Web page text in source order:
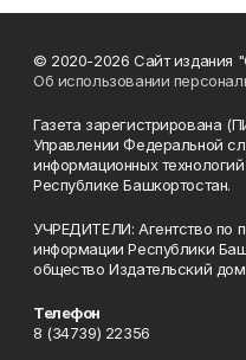
© 2020-2026 Сайт издания
Об использовании
Газета зарегистрирована
Управлении Федеральной
информационных
Республике Башкортостан.
УЧРЕДИТЕЛИ: Агентство по
информации Республики
общество Издательский
Телефон
8 (34739) 22356